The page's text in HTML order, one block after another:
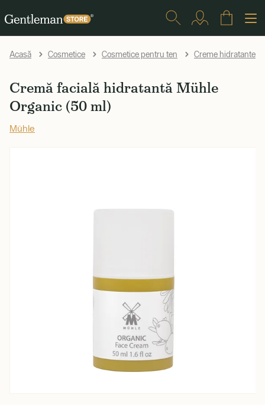
Acasă Cosmetice Cosmetice pentru ten Creme hidratante și
Cremă facială hidratantă Mühle
Organic (50 ml)
Mühle